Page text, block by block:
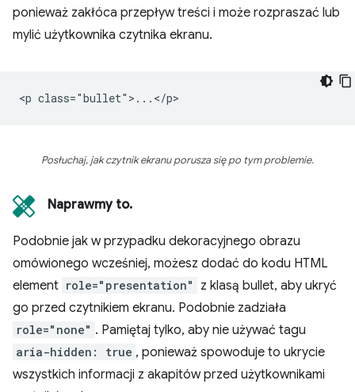
ponieważ zakłóca przepływ treści i może rozpraszać lub
mylić użytkownika czytnika ekranu.
Posłuchaj, jak czytnik ekranu porusza się po tym problemie.
Naprawmy to.
Podobnie jak w przypadku dekoracyjnego obrazu
omówionego wcześniej, możesz dodać do kodu HTML
element role="presentation"
z klasą bullet, aby ukryć
go przed czytnikiem ekranu. Podobnie zadziała
role="none" . Pamiętaj tylko, aby nie używać tagu
aria-hidden: true , ponieważ spowoduje to ukrycie
wszystkich informacji z akapitów przed użytkownikami